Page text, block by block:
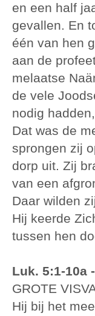
en een half
gevallen. En
één van hen
aan de
melaatse
de vele
nodig
Dat was de
sprongen zij
dorp uit. Zij
van een
Daar wilden
Hij keerde
tussen hen
Luk. 5:1-10a
GROTE
Hij bij het